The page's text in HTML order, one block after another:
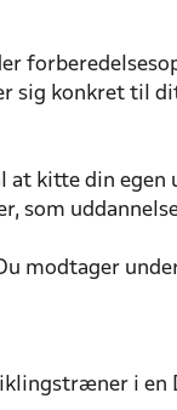
sig konkret til
kitte din
som
modtager
i en